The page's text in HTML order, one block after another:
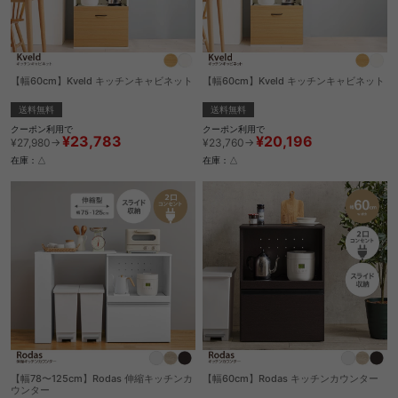
【幅60cm】Kveld キッチンキャビネット
送料無料
クーポン利用で
¥27,980→ ¥23,783
在庫：△
【幅60cm】Kveld キッチンキャビネット
送料無料
クーポン利用で
¥23,760→ ¥20,196
在庫：△
【幅78〜125cm】Rodas 伸縮キッチンカ
ウンター
【幅60cm】Rodas キッチンカウンター